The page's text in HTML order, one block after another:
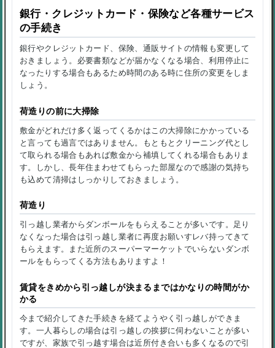
銀行・クレジットカード・保険など各種サービス
の手続き
銀行やクレジットカード、保険、通販サイトの情報も変更して
おきましょう。必要書類などが届かなくなる場合、利用停止に
なったりする場合もあるため時間のある時に住所の変更をしま
しょう。
荷造りの前に大掃除
敷金がどれだけ多く返ってくるかはこの大掃除にかかっている
と言っても過言ではありません。もともとクリーニング代とし
て取られる場合もあれば敷金から補填してくれる場合もありま
す。しかし、長年住まわせてもらった部屋なので感謝の気持ち
も込めて清掃はしっかりしておきましょう。
荷造り
引っ越し業者からダンボールをもらえることが多いです。足り
なくなった場合は引っ越し業者に再度お願いすレバ持ってきて
もらえます。また近所のスーパーマーケットでいらないダンボ
ールをもらってくる方法もありますよ！
賃貸をきめから引っ越しが決まるまではかなりの時間がか
かる
今まで紹介してきた手続きを経てようやく引っ越しができま
す。一人暮らしの場合は引っ越しの挨拶に伺わないことが多い
ですが、家族で引っ越す場合は近所付き合いも多くなるので引